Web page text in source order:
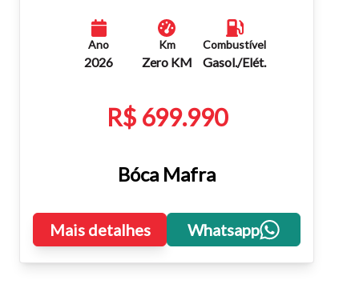
Ano
2026
Km
Zero KM
Combustível
Gasol./Elét.
R$ 699.990
Bóca Mafra
Mais detalhes Whatsapp